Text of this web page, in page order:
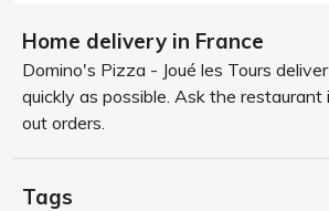
Home delivery in France
Domino's Pizza - Joué les Tours
quickly as possible. Ask the
out orders.
Tags